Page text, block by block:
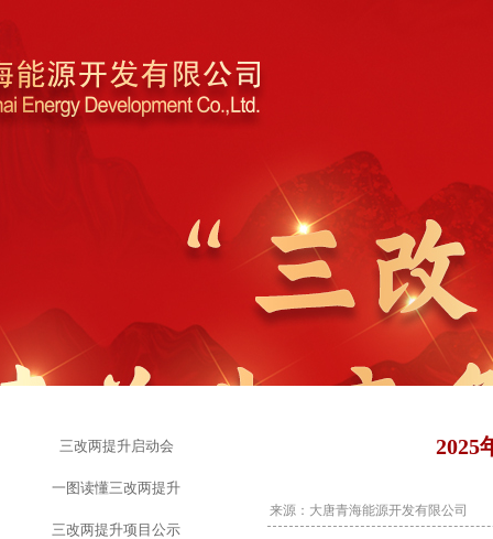
三改两提升启动会
一图读懂三改两提升
三改两提升项目公示
2025
来源：大唐青海能源开发有限公司